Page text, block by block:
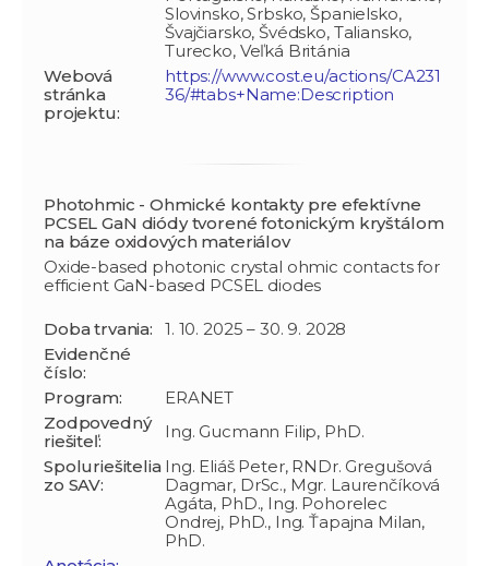
Slovinsko, Srbsko, Španielsko,
Švajčiarsko, Švédsko, Taliansko,
Turecko, Veľká Británia
Webová
stránka
projektu:
https://www.cost.eu/actions/CA231
36/#tabs+Name:Description
Photohmic - Ohmické kontakty pre efektívne
PCSEL GaN diódy tvorené fotonickým kryštálom
na báze oxidových materiálov
Oxide-based photonic crystal ohmic contacts for
efficient GaN-based PCSEL diodes
Doba trvania:
1. 10. 2025 – 30. 9. 2028
Evidenčné
číslo:
Program:
ERANET
Zodpovedný
riešiteľ:
Ing. Gucmann Filip, PhD.
Spoluriešitelia
zo SAV:
Ing. Eliáš Peter, RNDr. Gregušová
Dagmar, DrSc., Mgr. Laurenčíková
Agáta, PhD., Ing. Pohorelec
Ondrej, PhD., Ing. Ťapajna Milan,
PhD.